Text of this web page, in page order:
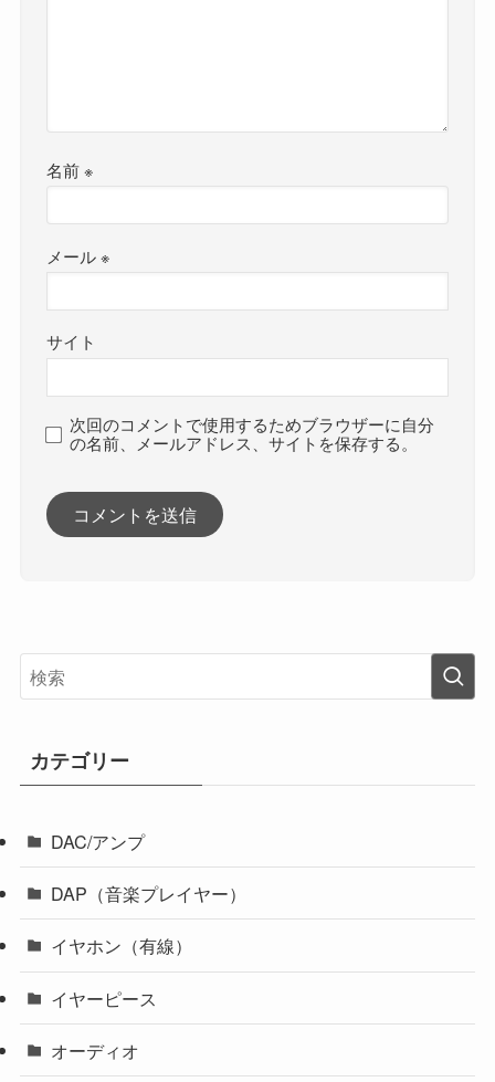
名前※
メール※
サイト
次回のコメントで使用するためブラウザーに自分
の名前、メールアドレス、サイトを保存する。
カテゴリー
DAC/アンプ
DAP（音楽プレイヤー）
イヤホン（有線）
イヤーピース
オーディオ